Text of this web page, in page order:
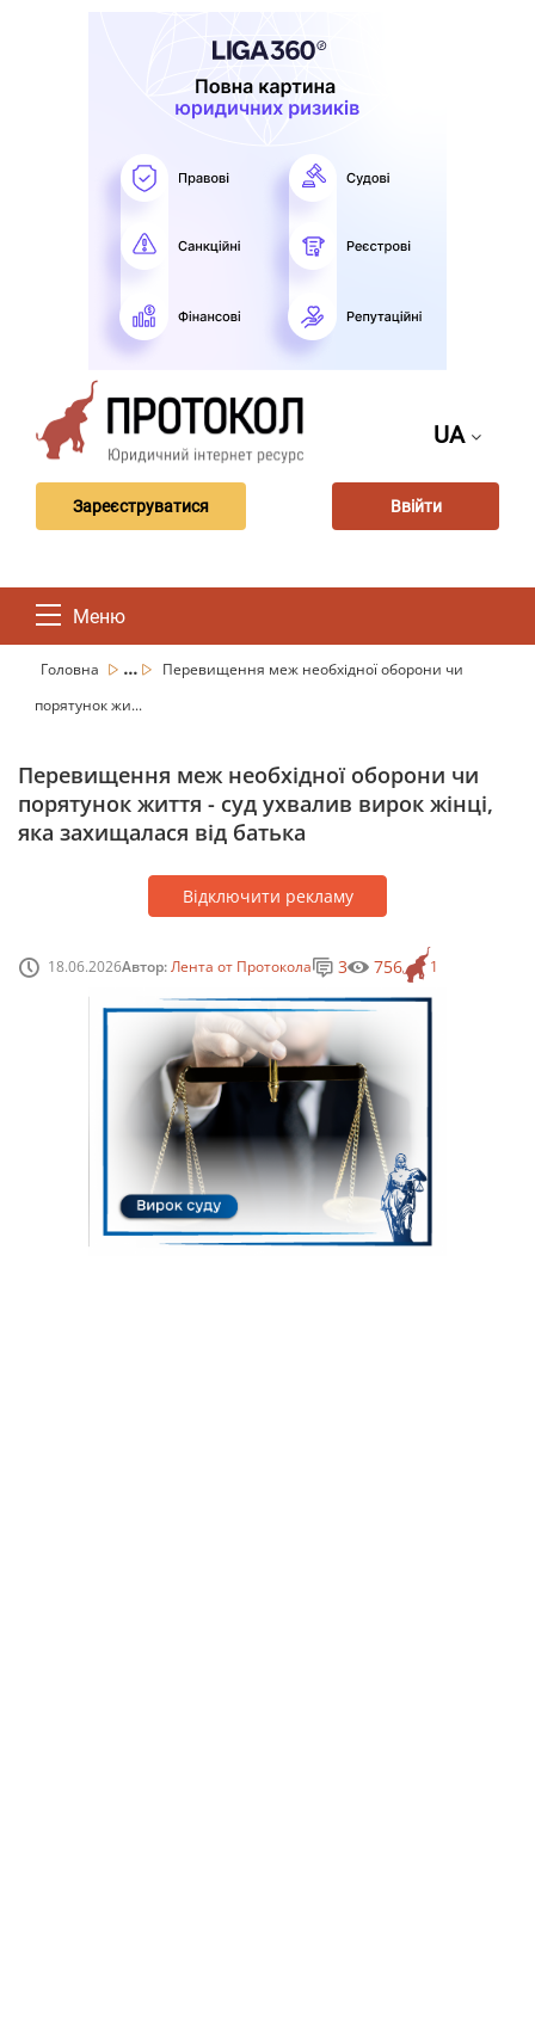
UA
Зареєструватися Ввійти
Меню
Головна ...
Перевищення меж необхідної оборони чи
порятунок жи...
Перевищення меж необхідної оборони чи
порятунок життя - суд ухвалив вирок жінці,
яка захищалася від батька
Відключити рекламу
18.06.2026Автор:Лента от Протокола 1
3 756